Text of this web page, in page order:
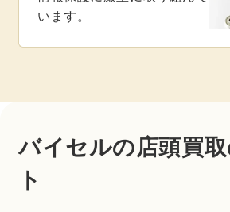
います。
バイセルの店頭買
ト